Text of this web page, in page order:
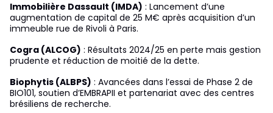
Immobilière Dassault (IMDA) : Lancement d’une
augmentation de capital de 25 M€ après acquisition d’un
immeuble rue de Rivoli à Paris.
Cogra (ALCOG) : Résultats 2024/25 en perte mais gestion
prudente et réduction de moitié de la dette.
Biophytis (ALBPS) : Avancées dans l’essai de Phase 2 de
BIO101, soutien d’EMBRAPII et partenariat avec des centres
brésiliens de recherche.